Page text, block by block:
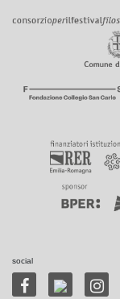
social